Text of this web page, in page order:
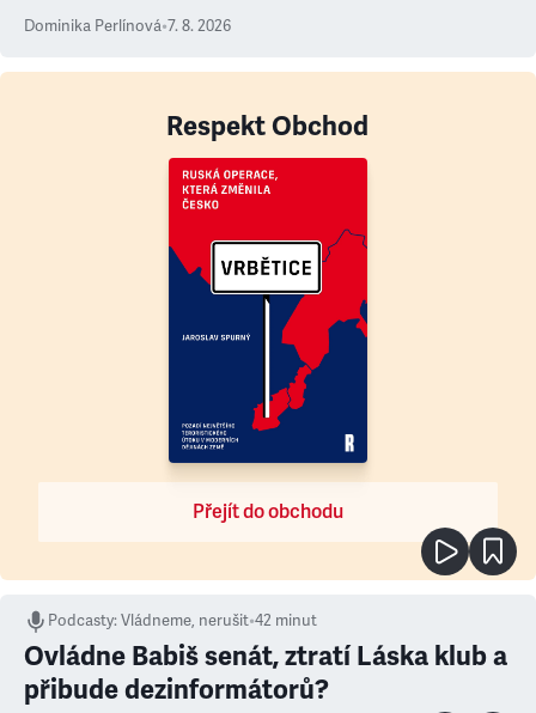
Dominika Perlínová•7. 8. 2026
Respekt Obchod
Přejít do obchodu
Podcasty:Vládneme, nerušit•42 minut
Ovládne Babiš senát, ztratí Láska klub a
přibude dezinformátorů?